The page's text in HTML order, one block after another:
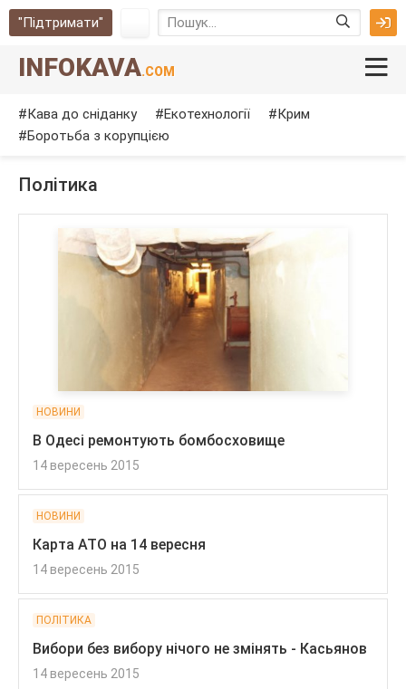
"Підтримати"
INFOKAVA.COM
Кава до сніданку Екотехнології
Крим
Боротьба з корупцією
Політика
НОВИНИ
В Одесі ремонтують бомбосховище
14 вересень 2015
НОВИНИ
Карта АТО на 14 вересня
14 вересень 2015
ПОЛІТИКА
Вибори без вибору нічого не змінять - Касьянов
14 вересень 2015